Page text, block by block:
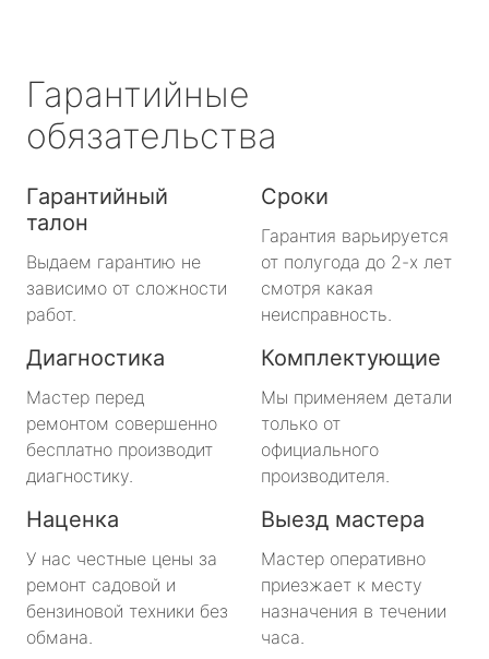
Гарантийные
обязательства
Гарантийный
талон
Выдаем гарантию не
зависимо от сложности
работ.
Сроки
Гарантия варьируется
от полугода до 2-х лет
смотря какая
неисправность.
Диагностика
Мастер перед
ремонтом совершенно
бесплатно производит
диагностику.
Комплектующие
Мы применяем детали
только от
официального
производителя.
Наценка
У нас честные цены за
ремонт садовой и
бензиновой техники без
обмана.
Выезд мастера
Мастер оперативно
приезжает к месту
назначения в течении
часа.